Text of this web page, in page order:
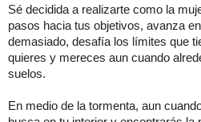
Sé decidida a realizarte como la
pasos hacia tus objetivos, avanza
demasiado, desafía los límites que
quieres y mereces aun cuando
suelos.
En medio de la tormenta, aun